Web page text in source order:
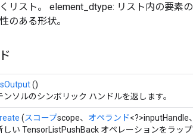
リスト。 element_dtype: リスト内の要素
のある形状。
()
ンソルのシンボリック ハンドルを返します。
(スコープscope、 オペランド<?>inputHandle、
しい TensorListPushBack オペレーションをラッ